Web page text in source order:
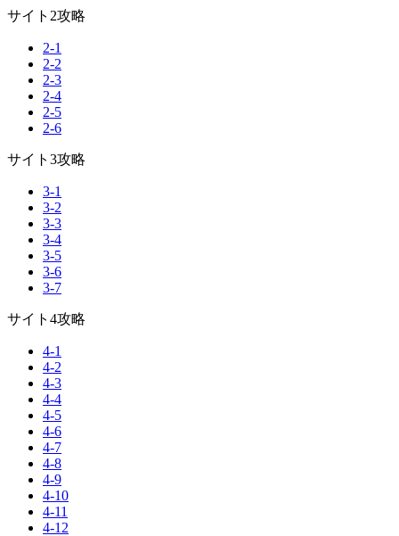
サイト2攻略
2-1
2-2
2-3
2-4
2-5
2-6
サイト3攻略
3-1
3-2
3-3
3-4
3-5
3-6
3-7
サイト4攻略
4-1
4-2
4-3
4-4
4-5
4-6
4-7
4-8
4-9
4-10
4-11
4-12